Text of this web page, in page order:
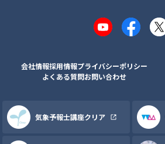
YouTube X
会社情報採用情報プライバシーポリシー
よくある質問お問い合わせ
気象予報士講座クリア